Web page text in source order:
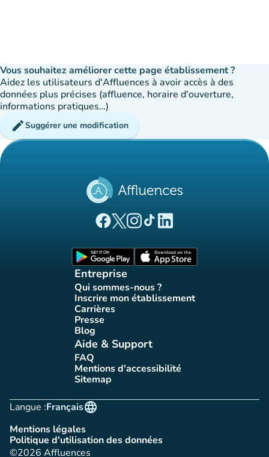
Vous souhaitez améliorer cette page établissement ?
Aidez les utilisateurs d'Affluences à avoir accès à des
données plus précises (affluence, horaire d'ouverture,
informations pratiques…)
editSuggérer une modification
(nouvel onglet)
(nouvel onglet)
(nouvel onglet)
(nouvel onglet)
(nouvel onglet)
Entreprise
Qui sommes-nous ?
(nouvel onglet)
Inscrire mon établissement
(nouvel onglet)
Carrières(nouvel onglet)
Presse(nouvel onglet)
Blog(nouvel onglet)
Aide & Support
FAQ(nouvel onglet)
Mentions d'accessibilité
(nouvel onglet)
Sitemap(nouvel onglet)
Langue :
language
Français
Mentions légales
(nouvel onglet)
Politique d'utilisation des données
(nouvel onglet)
©2026 Affluences